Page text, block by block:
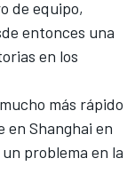
de equipo,
entonces una
en los
más rápido
en Shanghai en
problema en la